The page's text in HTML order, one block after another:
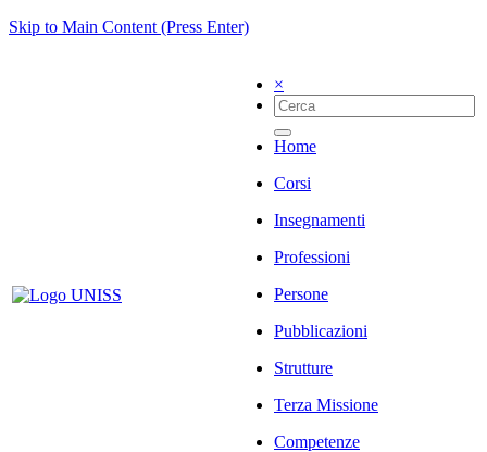
Skip to Main Content (Press Enter)
×
Home
Corsi
Insegnamenti
Professioni
Persone
Pubblicazioni
Strutture
Terza Missione
Competenze